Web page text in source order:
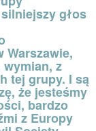
głos
Warszawie,
z
tej grupy. I są
że jesteśmy
bardzo
z Europy